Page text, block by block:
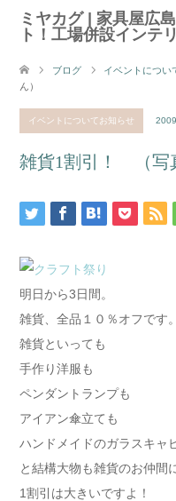
ミヤカグ | 家具屋広
ト！工場併設インテ
ブログ イベントについ
ん）
イベントについてお知らせ
雑貨1割引！ （写
明日から3日間。
雑貨、全品１０％オフです。
雑貨といっても
手作り洋服も
ペンダントランプも
アイアン傘立ても
ハンドメイドのガラスキャ
と結構大物も雑貨のお仲間
1割引は大きいですよ！